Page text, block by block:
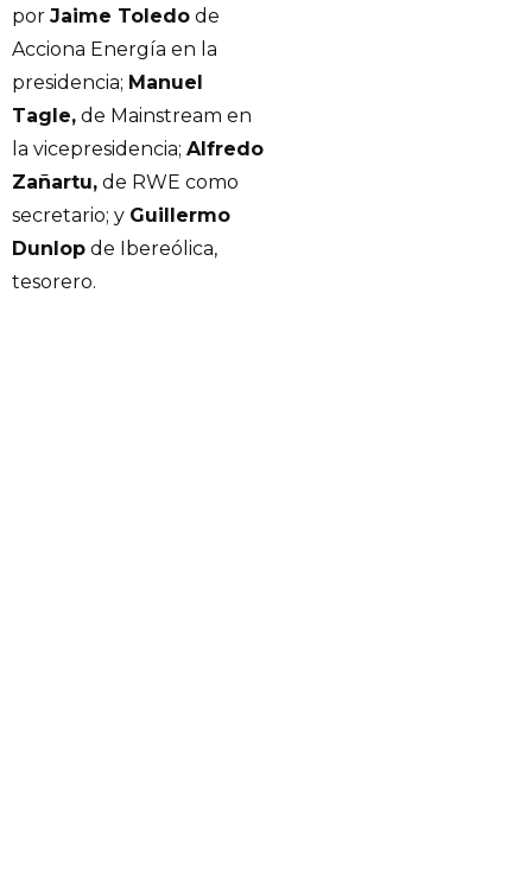
por Jaime Toledo de
Acciona Energía en la
presidencia; Manuel
Tagle, de Mainstream en
la vicepresidencia; Alfredo
Zañartu, de RWE como
secretario; y Guillermo
Dunlop de Ibereólica,
tesorero.